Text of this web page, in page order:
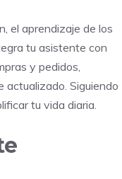
el aprendizaje de los
tu asistente con
y pedidos,
Siguiendo
tu vida diaria.